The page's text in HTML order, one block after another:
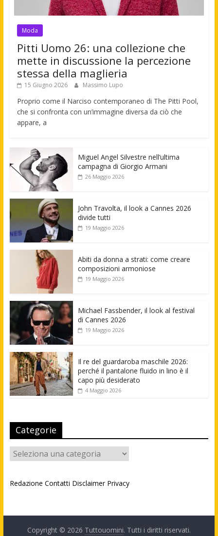
Moda
Pitti Uomo 26: una collezione che
mette in discussione la percezione
stessa della maglieria
15 Giugno 2026 Massimo Lupo
Proprio come il Narciso contemporaneo di The Pitti Pool,
che si confronta con un’immagine diversa da ciò che
appare, a
Miguel Angel Silvestre nell’ultima
campagna di Giorgio Armani
26 Maggio 2026
John Travolta, il look a Cannes 2026
divide tutti
19 Maggio 2026
Abiti da donna a strati: come creare
composizioni armoniose
19 Maggio 2026
Michael Fassbender, il look al festival
di Cannes 2026
19 Maggio 2026
Il re del guardaroba maschile 2026:
perché il pantalone fluido in lino è il
capo più desiderato
4 Maggio 2026
Categorie
Categorie
Redazione Contatti Disclaimer Privacy
Copyright © 2026 Tuttouomini. Tutti i diritti riservati.